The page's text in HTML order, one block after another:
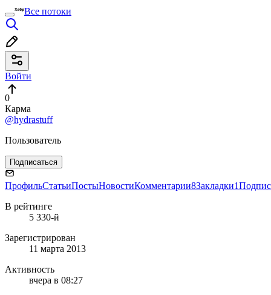
Все потоки
Войти
0
Карма
@hydrastuff
Пользователь
Подписаться
ПрофильСтатьиПостыНовостиКомментарии8Закладки1
В рейтинге
5 330-й
Зарегистрирован
11 марта 2013
Активность
вчера в 08:27